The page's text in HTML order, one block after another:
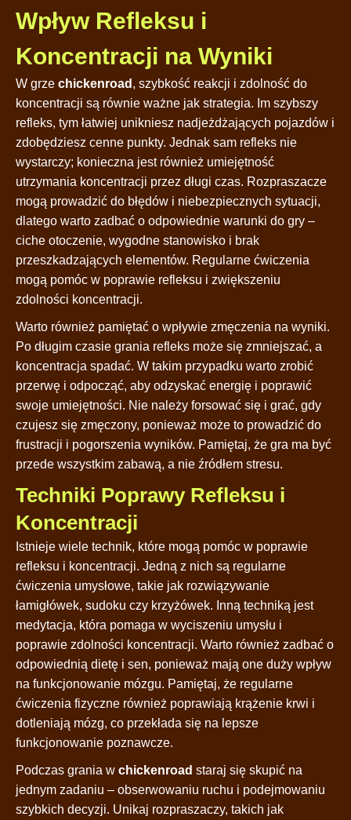
Wpływ Refleksu i
Koncentracji na Wyniki
W grze chickenroad , szybkość reakcji i zdolność do
koncentracji są równie ważne jak strategia. Im szybszy
refleks, tym łatwiej unikniesz nadjeżdżających pojazdów i
zdobędziesz cenne punkty. Jednak sam refleks nie
wystarczy; konieczna jest również umiejętność
utrzymania koncentracji przez długi czas. Rozpraszacze
mogą prowadzić do błędów i niebezpiecznych sytuacji,
dlatego warto zadbać o odpowiednie warunki do gry –
ciche otoczenie, wygodne stanowisko i brak
przeszkadzających elementów. Regularne ćwiczenia
mogą pomóc w poprawie refleksu i zwiększeniu
zdolności koncentracji.
Warto również pamiętać o wpływie zmęczenia na wyniki.
Po długim czasie grania refleks może się zmniejszać, a
koncentracja spadać. W takim przypadku warto zrobić
przerwę i odpocząć, aby odzyskać energię i poprawić
swoje umiejętności. Nie należy forsować się i grać, gdy
czujesz się zmęczony, ponieważ może to prowadzić do
frustracji i pogorszenia wyników. Pamiętaj, że gra ma być
przede wszystkim zabawą, a nie źródłem stresu.
Techniki Poprawy Refleksu i
Koncentracji
Istnieje wiele technik, które mogą pomóc w poprawie
refleksu i koncentracji. Jedną z nich są regularne
ćwiczenia umysłowe, takie jak rozwiązywanie
łamigłówek, sudoku czy krzyżówek. Inną techniką jest
medytacja, która pomaga w wyciszeniu umysłu i
poprawie zdolności koncentracji. Warto również zadbać o
odpowiednią dietę i sen, ponieważ mają one duży wpływ
na funkcjonowanie mózgu. Pamiętaj, że regularne
ćwiczenia fizyczne również poprawiają krążenie krwi i
dotleniają mózg, co przekłada się na lepsze
funkcjonowanie poznawcze.
Podczas grania w chickenroad staraj się skupić na
jednym zadaniu – obserwowaniu ruchu i podejmowaniu
szybkich decyzji. Unikaj rozpraszaczy, takich jak